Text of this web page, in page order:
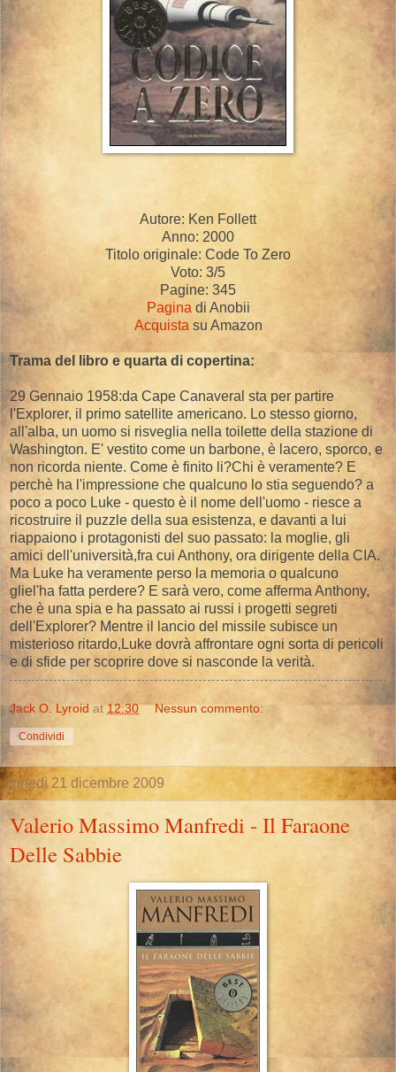
Autore: Ken Follett
Anno: 2000
Titolo originale: Code To Zero
Voto: 3/5
Pagine: 345
Pagina di Anobii
Acquista su Amazon
Trama del libro e quarta di copertina:
29 Gennaio 1958:da Cape Canaveral sta per partire
l'Explorer, il primo satellite americano. Lo stesso giorno,
all'alba, un uomo si risveglia nella toilette della stazione di
Washington. E' vestito come un barbone, è lacero, sporco, e
non ricorda niente. Come è finito li?Chi è veramente? E
perchè ha l'impressione che qualcuno lo stia seguendo? a
poco a poco Luke - questo è il nome dell'uomo - riesce a
ricostruire il puzzle della sua esistenza, e davanti a lui
riappaiono i protagonisti del suo passato: la moglie, gli
amici dell'università,fra cui Anthony, ora dirigente della CIA.
Ma Luke ha veramente perso la memoria o qualcuno
gliel'ha fatta perdere? E sarà vero, come afferma Anthony,
che è una spia e ha passato ai russi i progetti segreti
dell'Explorer? Mentre il lancio del missile subisce un
misterioso ritardo,Luke dovrà affrontare ogni sorta di pericoli
e di sfide per scoprire dove si nasconde la verità.
Jack O. Lyroid at12:30 Nessun commento:
Condividi
lunedì 21 dicembre 2009
Valerio Massimo Manfredi - Il Faraone
Delle Sabbie